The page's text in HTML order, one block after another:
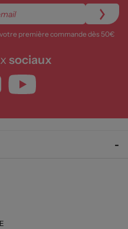
première commande dès 50€
sociaux